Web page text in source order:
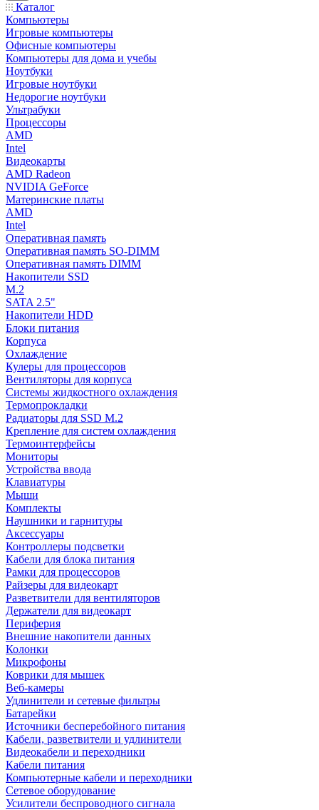
Каталог
Компьютеры
Игровые компьютеры
Офисные компьютеры
Компьютеры для дома и учебы
Ноутбуки
Игровые ноутбуки
Недорогие ноутбуки
Ультрабуки
Процессоры
AMD
Intel
Видеокарты
AMD Radeon
NVIDIA GeForce
Материнские платы
AMD
Intel
Оперативная память
Оперативная память SO-DIMM
Оперативная память DIMM
Накопители SSD
M.2
SATA 2.5"
Накопители HDD
Блоки питания
Корпуса
Охлаждение
Кулеры для процессоров
Вентиляторы для корпуса
Системы жидкостного охлаждения
Термопрокладки
Радиаторы для SSD M.2
Крепление для систем охлаждения
Термоинтерфейсы
Мониторы
Устройства ввода
Клавиатуры
Мыши
Комплекты
Наушники и гарнитуры
Аксессуары
Контроллеры подсветки
Кабели для блока питания
Рамки для процессоров
Райзеры для видеокарт
Разветвители для вентиляторов
Держатели для видеокарт
Периферия
Внешние накопители данных
Колонки
Микрофоны
Коврики для мышек
Веб-камеры
Удлинители и сетевые фильтры
Батарейки
Источники бесперебойного питания
Кабели, разветвители и удлинители
Видеокабели и переходники
Кабели питания
Компьютерные кабели и переходники
Сетевое оборудование
Усилители беспроводного сигнала